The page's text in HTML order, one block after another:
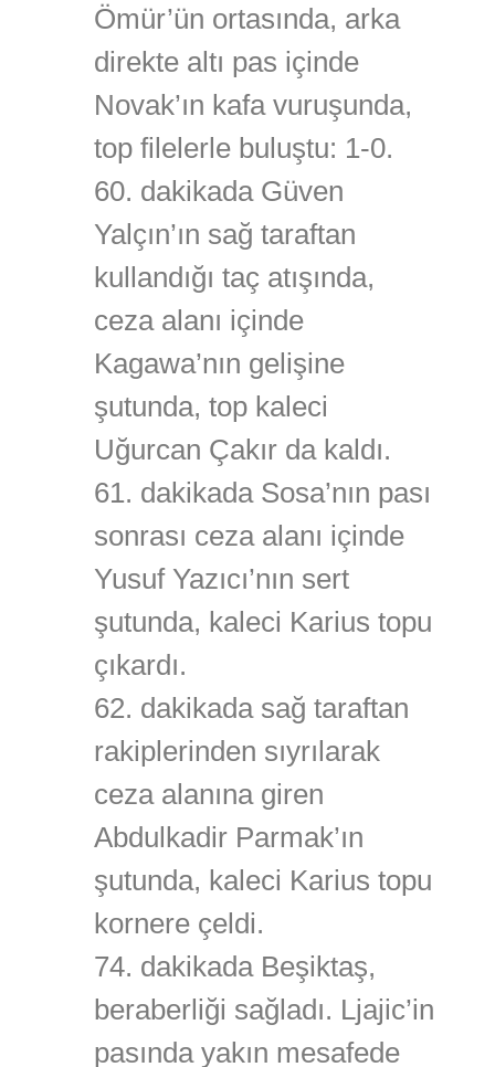
Ömür’ün ortasında, arka
direkte altı pas içinde
Novak’ın kafa vuruşunda,
top filelerle buluştu: 1-0.
60. dakikada Güven
Yalçın’ın sağ taraftan
kullandığı taç atışında,
ceza alanı içinde
Kagawa’nın gelişine
şutunda, top kaleci
Uğurcan Çakır da kaldı.
61. dakikada Sosa’nın pası
sonrası ceza alanı içinde
Yusuf Yazıcı’nın sert
şutunda, kaleci Karius topu
çıkardı.
62. dakikada sağ taraftan
rakiplerinden sıyrılarak
ceza alanına giren
Abdulkadir Parmak’ın
şutunda, kaleci Karius topu
kornere çeldi.
74. dakikada Beşiktaş,
beraberliği sağladı. Ljajic’in
pasında yakın mesafede